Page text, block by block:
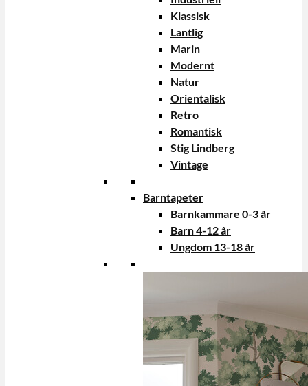
Klassisk
Lantlig
Marin
Modernt
Natur
Orientalisk
Retro
Romantisk
Stig Lindberg
Vintage
Barntapeter
Barnkammare 0-3 år
Barn 4-12 år
Ungdom 13-18 år